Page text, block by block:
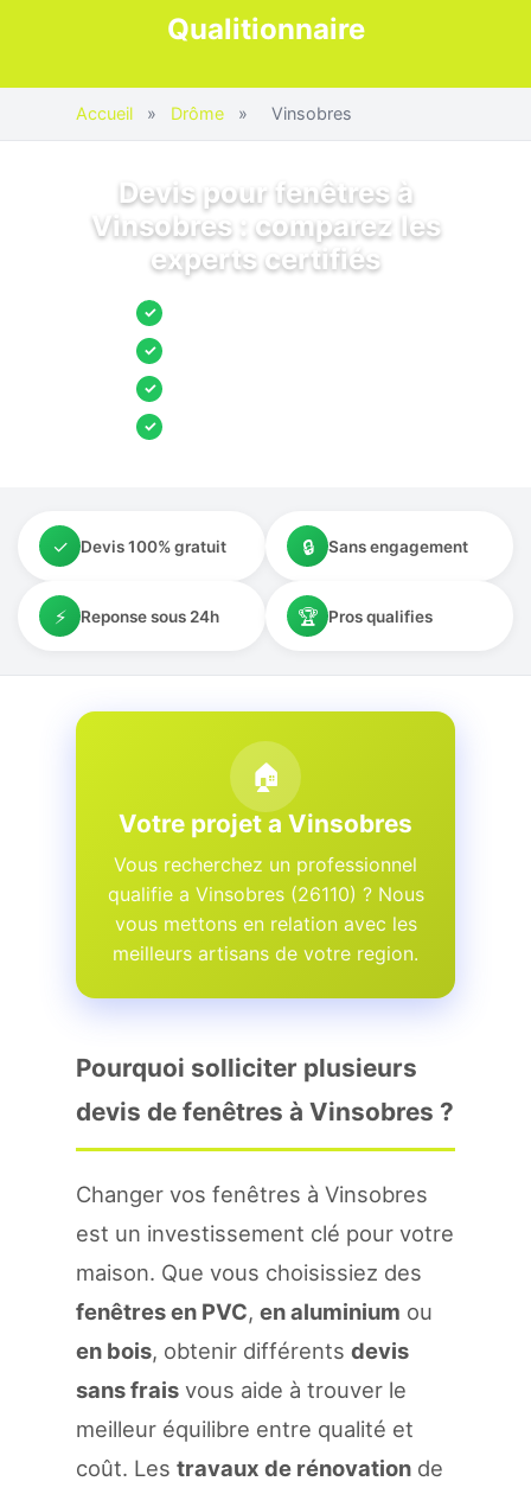
Qualitionnaire
Accueil » Drôme » Vinsobres
Devis pour fenêtres à
Vinsobres : comparez les
experts certifiés
✓
✓
✓
✓
✓ Devis 100% gratuit 🔒 Sans engagement
⚡ Reponse sous 24h 🏆 Pros qualifies
🏠
Votre projet a Vinsobres
Vous recherchez un professionnel
qualifie a Vinsobres (26110) ? Nous
vous mettons en relation avec les
meilleurs artisans de votre region.
Pourquoi solliciter plusieurs
devis de fenêtres à Vinsobres ?
Changer vos fenêtres à Vinsobres
est un investissement clé pour votre
maison. Que vous choisissiez des
fenêtres en PVC, en aluminium ou
en bois, obtenir différents devis
sans frais vous aide à trouver le
meilleur équilibre entre qualité et
coût. Les travaux de rénovation de